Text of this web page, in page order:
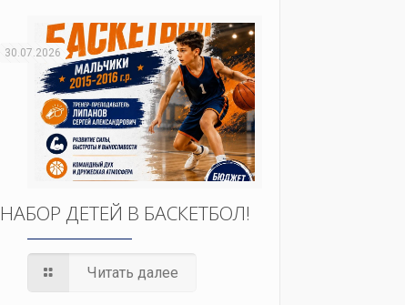
30.07.2026
НАБОР ДЕТЕЙ В БАСКЕТБОЛ!
Читать далее